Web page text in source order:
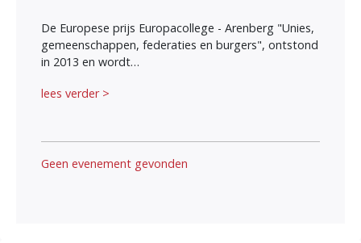
De Europese prijs Europacollege - Arenberg "Unies,
gemeenschappen, federaties en burgers", ontstond
in 2013 en wordt…
lees verder >
Geen evenement gevonden